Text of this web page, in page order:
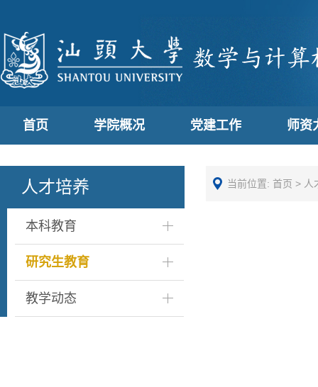
首页 学院概况 党建工作 师资
人才培养
本科教育
研究生教育
教学动态
当前位置: 首页 > 人